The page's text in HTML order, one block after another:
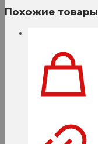
Похожие товары